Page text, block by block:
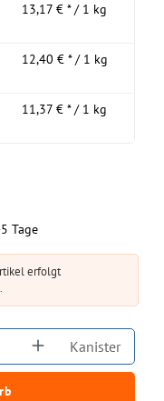
13,17 € * / 1 kg
12,40 € * / 1 kg
11,37 € * / 1 kg
Tage
erfolgt
Kanister